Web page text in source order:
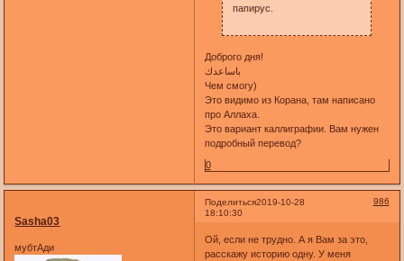
папирус.
Доброго дня!
باساعدك
Чем смогу)
Это видимо из Корана, там написано
про Аллаха.
Это вариант каллиграфии. Вам нужен
подробный перевод?
0
Поделиться 986
2019-10-28
18:10:30
Sasha03
мубтАди
Ой, если не трудно. А я Вам за это,
расскажу историю одну. У меня